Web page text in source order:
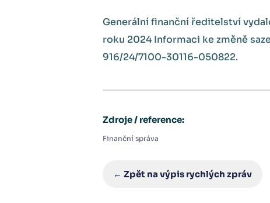
Generální finanční ředitelství
roku 2024 Informaci ke změně
916/24/7100-30116-050822.
Zdroje / reference:
Finanční správa
← Zpět na výpis rychlých zpráv